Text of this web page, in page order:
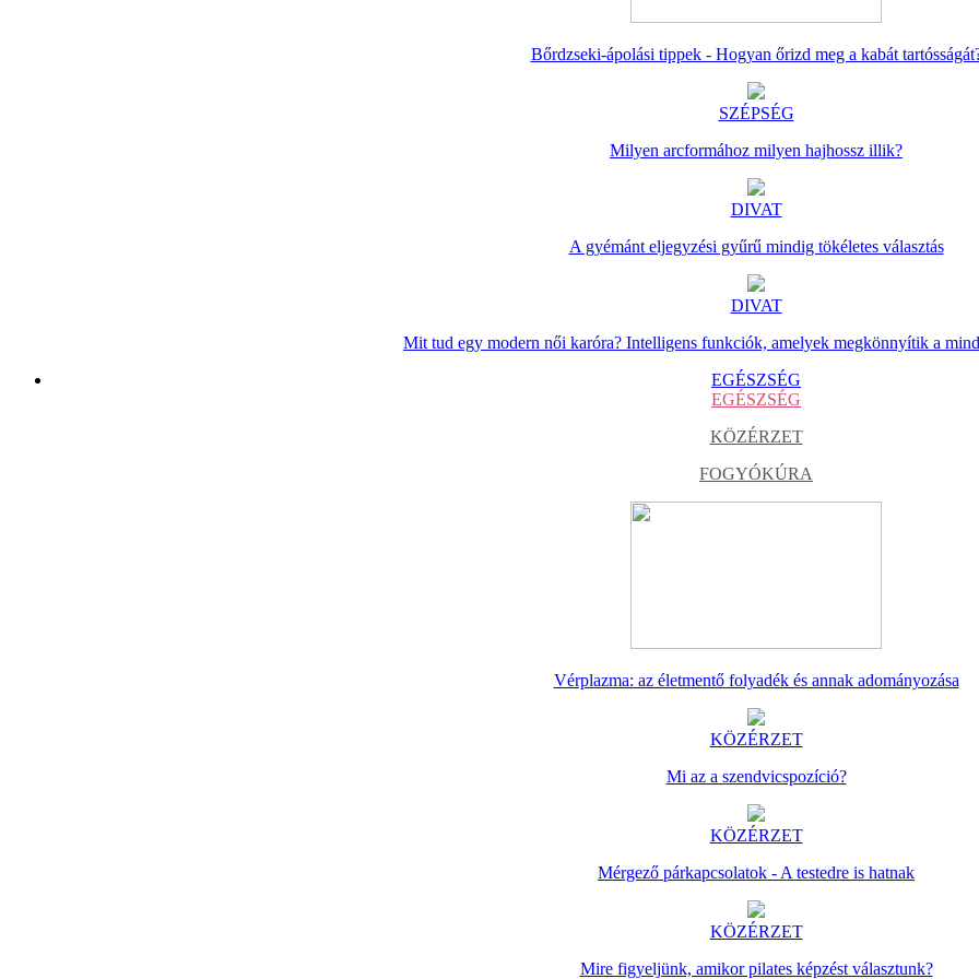
Bőrdzseki-ápolási tippek - Hogyan őrizd meg a kabát
SZÉPSÉG
Milyen arcformához milyen hajhossz illik?
DIVAT
A gyémánt eljegyzési gyűrű mindig tökéletes választás
DIVAT
Mit tud egy modern női karóra? Intelligens funkciók, amelyek megkönnyítik a
EGÉSZSÉG
EGÉSZSÉG
KÖZÉRZET
FOGYÓKÚRA
Vérplazma: az életmentő folyadék és annak adományozása
KÖZÉRZET
Mi az a szendvicspozíció?
KÖZÉRZET
Mérgező párkapcsolatok - A testedre is hatnak
KÖZÉRZET
Mire figyeljünk, amikor pilates képzést választunk?